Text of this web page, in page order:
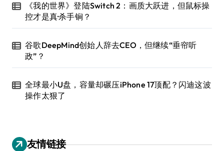
《我的世界》登陆Switch 2：画质大跃进，但鼠标操
控才是真·杀手锏？
谷歌DeepMind创始人辞去CEO，但继续“垂帘听
政”？
全球最小U盘，容量却碾压iPhone 17顶配？闪迪这波
操作太狠了
友情链接